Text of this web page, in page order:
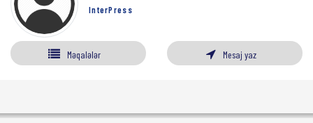
InterPress
Məqalələr Mesaj yaz